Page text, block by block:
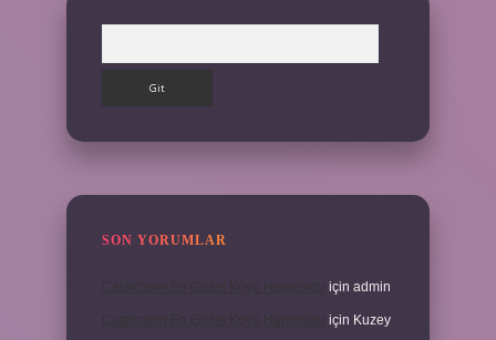
SON YORUMLAR
için admin
için Kuzey